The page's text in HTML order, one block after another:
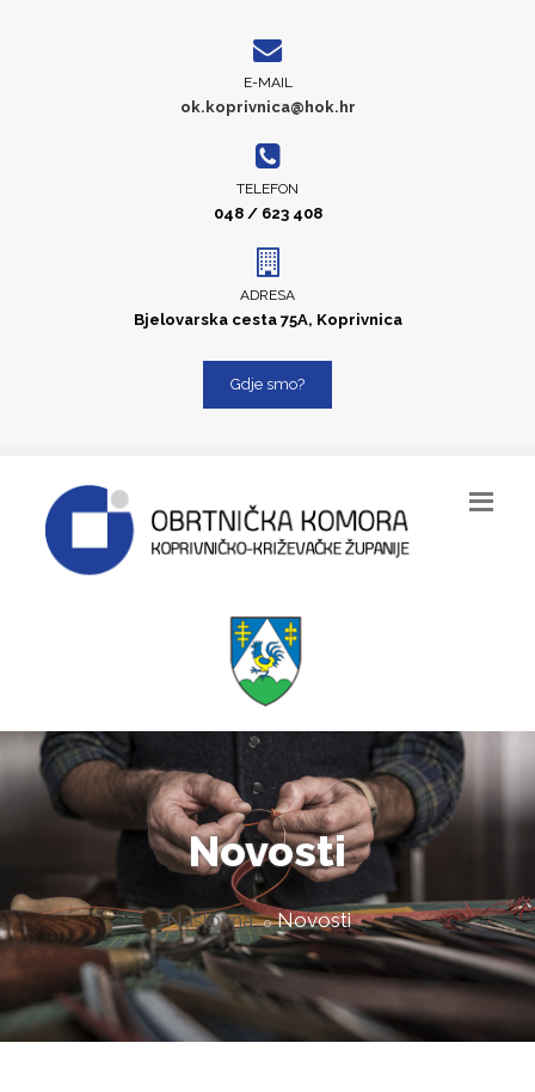
E-MAIL
ok.koprivnica@hok.hr
TELEFON
048 / 623 408
ADRESA
Bjelovarska cesta 75A, Koprivnica
Gdje smo?
Novosti
Naslovna Novosti